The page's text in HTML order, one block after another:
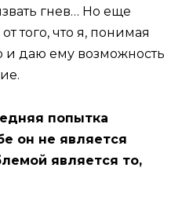
гнев… Но еще
того, что я, понимая
и даю ему возможность
попытка
он не является
является то,